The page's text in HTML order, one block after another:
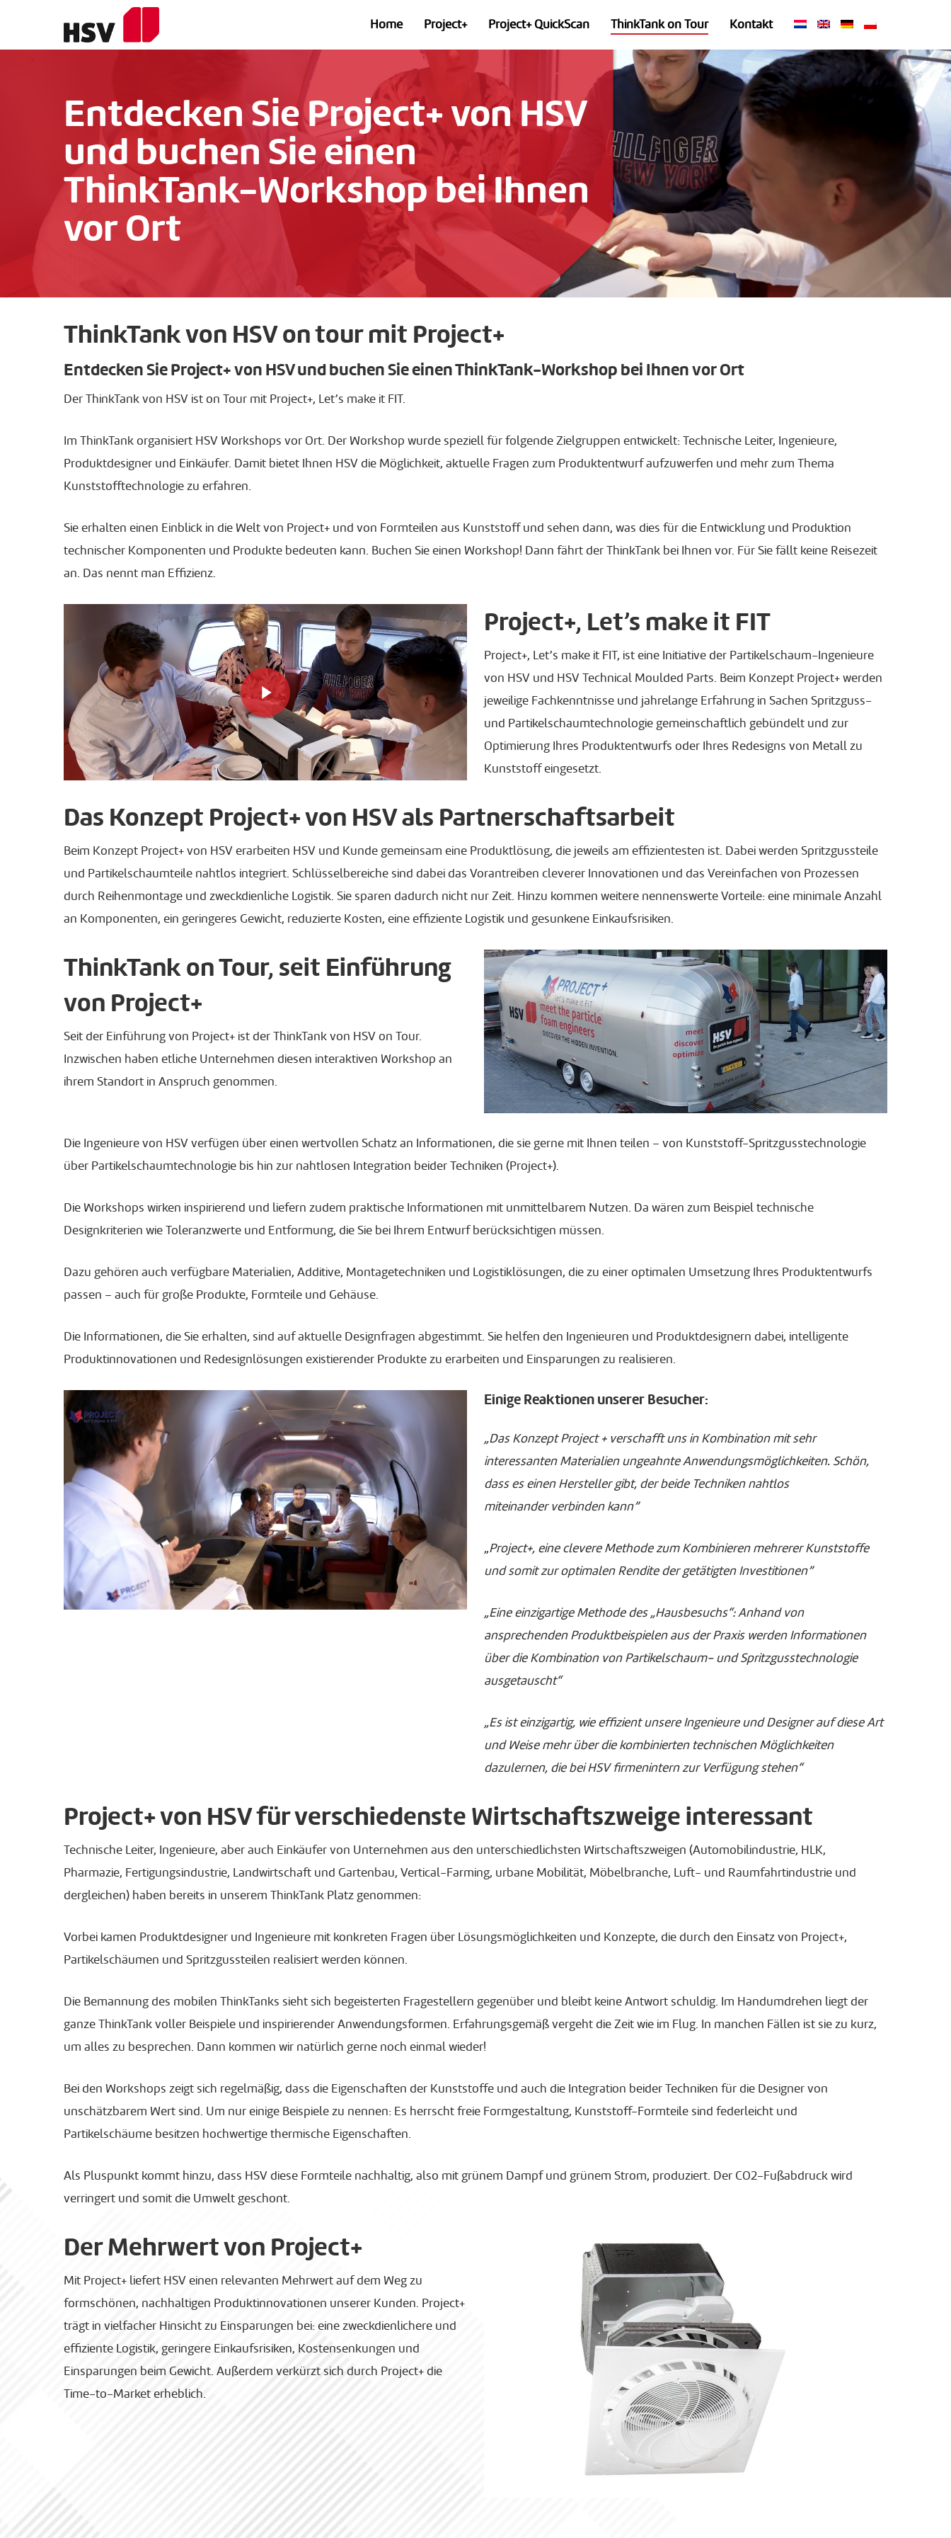
Home Project+ Project+ QuickScan ThinkTank on Tour Kontakt
Entdecken SieProject+vonHSV
und buchen Sieeinen
ThinkTank-WorkshopbeiIhnen
vorOrt
ThinkTank von HSV on tour mit Project+
Entdecken Sie Project+ von HSV und buchen Sie einen ThinkTank-Workshop bei Ihnen vor Ort
Der ThinkTank von HSV ist on Tour mit Project+, Let’s make it FIT.
Im ThinkTank organisiert HSV Workshops vor Ort. Der Workshop wurde speziell für folgende Zielgruppen entwickelt: Technische Leiter, Ingenieure,
Produktdesigner und Einkäufer. Damit bietet Ihnen HSV die Möglichkeit, aktuelle Fragen zum Produktentwurf aufzuwerfen und mehr zum Thema
Kunststofftechnologie zu erfahren.
Sie erhalten einen Einblick in die Welt von Project+ und von Formteilen aus Kunststoff und sehen dann, was dies für die Entwicklung und Produktion
technischer Komponenten und Produkte bedeuten kann. Buchen Sie einen Workshop! Dann fährt der ThinkTank bei Ihnen vor. Für Sie fällt keine Reisezeit
an. Das nennt man Effizienz.
Play Video
Play Video
Project+, Let’s make it FIT
Project+, Let’s make it FIT, ist eine Initiative der Partikelschaum-Ingenieure
von HSV und HSV Technical Moulded Parts. Beim Konzept Project+ werden
jeweilige Fachkenntnisse und jahrelange Erfahrung in Sachen Spritzguss-
und Partikelschaumtechnologie gemeinschaftlich gebündelt und zur
Optimierung Ihres Produktentwurfs oder Ihres Redesigns von Metall zu
Kunststoff eingesetzt.
Das Konzept Project+ von HSV als Partnerschaftsarbeit
Beim Konzept Project+ von HSV erarbeiten HSV und Kunde gemeinsam eine Produktlösung, die jeweils am effizientesten ist. Dabei werden Spritzgussteile
und Partikelschaumteile nahtlos integriert. Schlüsselbereiche sind dabei das Vorantreiben cleverer Innovationen und das Vereinfachen von Prozessen
durch Reihenmontage und zweckdienliche Logistik. Sie sparen dadurch nicht nur Zeit. Hinzu kommen weitere nennenswerte Vorteile: eine minimale Anzahl
an Komponenten, ein geringeres Gewicht, reduzierte Kosten, eine effiziente Logistik und gesunkene Einkaufsrisiken.
ThinkTank on Tour, seit Einführung
von Project+
Seit der Einführung von Project+ ist der ThinkTank von HSV on Tour.
Inzwischen haben etliche Unternehmen diesen interaktiven Workshop an
ihrem Standort in Anspruch genommen.
Die Ingenieure von HSV verfügen über einen wertvollen Schatz an Informationen, die sie gerne mit Ihnen teilen – von Kunststoff-Spritzgusstechnologie
über Partikelschaumtechnologie bis hin zur nahtlosen Integration beider Techniken (Project+).
Die Workshops wirken inspirierend und liefern zudem praktische Informationen mit unmittelbarem Nutzen. Da wären zum Beispiel technische
Designkriterien wie Toleranzwerte und Entformung, die Sie bei Ihrem Entwurf berücksichtigen müssen.
Dazu gehören auch verfügbare Materialien, Additive, Montagetechniken und Logistiklösungen, die zu einer optimalen Umsetzung Ihres Produktentwurfs
passen – auch für große Produkte, Formteile und Gehäuse.
Die Informationen, die Sie erhalten, sind auf aktuelle Designfragen abgestimmt. Sie helfen den Ingenieuren und Produktdesignern dabei, intelligente
Produktinnovationen und Redesignlösungen existierender Produkte zu erarbeiten und Einsparungen zu realisieren.
Einige Reaktionen unserer Besucher:
„Das Konzept Project + verschafft uns in Kombination mit sehr
interessanten Materialien ungeahnte Anwendungsmöglichkeiten. Schön,
dass es einen Hersteller gibt, der beide Techniken nahtlos
miteinander verbinden kann”
„Project+, eine clevere Methode zum Kombinieren mehrerer Kunststoffe
und somit zur optimalen Rendite der getätigten Investitionen”
„Eine einzigartige Methode des „Hausbesuchs“: Anhand von
ansprechenden Produktbeispielen aus der Praxis werden Informationen
über die Kombination von Partikelschaum- und Spritzgusstechnologie
ausgetauscht“
„Es ist einzigartig, wie effizient unsere Ingenieure und Designer auf diese Art
und Weise mehr über die kombinierten technischen Möglichkeiten
dazulernen, die bei HSV firmenintern zur Verfügung stehen“
Project+ von HSV für verschiedenste Wirtschaftszweige interessant
Technische Leiter, Ingenieure, aber auch Einkäufer von Unternehmen aus den unterschiedlichsten Wirtschaftszweigen (Automobilindustrie, HLK,
Pharmazie, Fertigungsindustrie, Landwirtschaft und Gartenbau, Vertical-Farming, urbane Mobilität, Möbelbranche, Luft- und Raumfahrtindustrie und
dergleichen) haben bereits in unserem ThinkTank Platz genommen:
Vorbei kamen Produktdesigner und Ingenieure mit konkreten Fragen über Lösungsmöglichkeiten und Konzepte, die durch den Einsatz von Project+,
Partikelschäumen und Spritzgussteilen realisiert werden können.
Die Bemannung des mobilen ThinkTanks sieht sich begeisterten Fragestellern gegenüber und bleibt keine Antwort schuldig. Im Handumdrehen liegt der
ganze ThinkTank voller Beispiele und inspirierender Anwendungsformen. Erfahrungsgemäß vergeht die Zeit wie im Flug. In manchen Fällen ist sie zu kurz,
um alles zu besprechen. Dann kommen wir natürlich gerne noch einmal wieder!
Bei den Workshops zeigt sich regelmäßig, dass die Eigenschaften der Kunststoffe und auch die Integration beider Techniken für die Designer von
unschätzbarem Wert sind. Um nur einige Beispiele zu nennen: Es herrscht freie Formgestaltung, Kunststoff-Formteile sind federleicht und
Partikelschäume besitzen hochwertige thermische Eigenschaften.
Als Pluspunkt kommt hinzu, dass HSV diese Formteile nachhaltig, also mit grünem Dampf und grünem Strom, produziert. Der CO2-Fußabdruck wird
verringert und somit die Umwelt geschont.
Der Mehrwert von Project+
Mit Project+ liefert HSV einen relevanten Mehrwert auf dem Weg zu
formschönen, nachhaltigen Produktinnovationen unserer Kunden. Project+
trägt in vielfacher Hinsicht zu Einsparungen bei: eine zweckdienlichere und
effiziente Logistik, geringere Einkaufsrisiken, Kostensenkungen und
Einsparungen beim Gewicht. Außerdem verkürzt sich durch Project+ die
Time-to-Market erheblich.